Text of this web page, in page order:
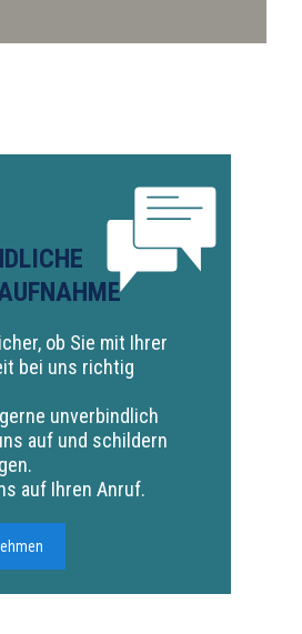
ob Sie mit Ihrer
bei uns richtig
unverbindlich
auf und schildern
auf Ihren Anruf.